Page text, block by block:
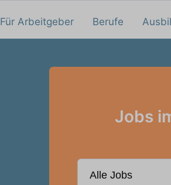
Für Arbeitgeber Berufe
Jobs